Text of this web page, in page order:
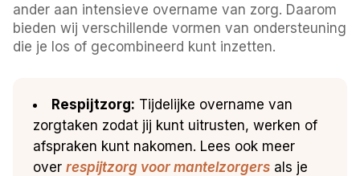
ander aan intensieve overname van zorg. Daarom
bieden wij verschillende vormen van ondersteuning
die je los of gecombineerd kunt inzetten.
Respijtzorg: Tijdelijke overname van
zorgtaken zodat jij kunt uitrusten, werken of
afspraken kunt nakomen. Lees ook meer
overrespijtzorg voor mantelzorgers als je